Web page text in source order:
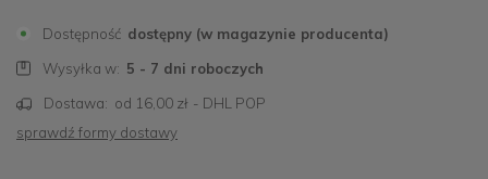
Dostępność dostępny (w magazynie producenta)
Wysyłka w: 5 - 7 dni roboczych
Dostawa: od 16,00 zł - DHL POP
sprawdź formy dostawy